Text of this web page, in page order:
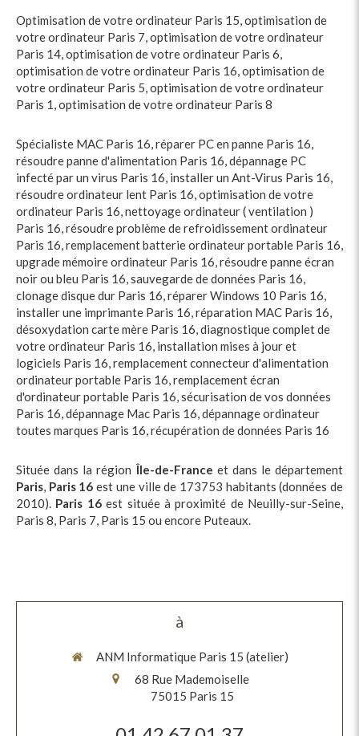
Optimisation de votre ordinateur Paris 15,optimisation de
votre ordinateur Paris 7,optimisation de votre ordinateur
Paris 14,optimisation de votre ordinateur Paris 6,
optimisation de votre ordinateur Paris 16,optimisation de
votre ordinateur Paris 5,optimisation de votre ordinateur
Paris 1,optimisation de votre ordinateur Paris 8
Spécialiste MAC Paris 16,réparer PC en panne Paris 16,
résoudre panne d'alimentation Paris 16,dépannage PC
infecté par un virus Paris 16, installer un Ant-Virus Paris 16,
résoudre ordinateur lent Paris 16,optimisation de votre
ordinateur Paris 16,nettoyage ordinateur ( ventilation )
Paris 16,résoudre problème de refroidissement ordinateur
Paris 16,remplacement batterie ordinateur portable Paris 16,
upgrade mémoire ordinateur Paris 16,résoudre panne écran
noir ou bleu Paris 16,sauvegarde de données Paris 16,
clonage disque dur Paris 16,réparer Windows 10 Paris 16,
installer une imprimante Paris 16,réparation MAC Paris 16,
désoxydation carte mère Paris 16,diagnostique complet de
votre ordinateur Paris 16, installation mises à jour et
logiciels Paris 16,remplacement connecteur d'alimentation
ordinateur portable Paris 16,remplacement écran
d'ordinateur portable Paris 16,sécurisation de vos données
Paris 16,dépannage Mac Paris 16,dépannage ordinateur
toutes marques Paris 16,récupération de données Paris 16
Située dans la régionÎle-de-France et dans le département
Paris, Paris 16 est une ville de 173753 habitants (données de
2010). Paris 16est située à proximité de Neuilly-sur-Seine,
Paris 8, Paris 7, Paris 15 ou encore Puteaux.
à
ANM Informatique Paris 15 (atelier)
68 Rue Mademoiselle
75015 Paris 15